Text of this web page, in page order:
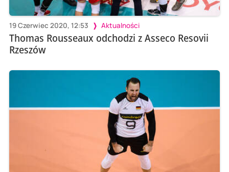
19 Czerwiec 2020, 12:53 Aktualności
Thomas Rousseaux odchodzi z Asseco Resovii
Rzeszów